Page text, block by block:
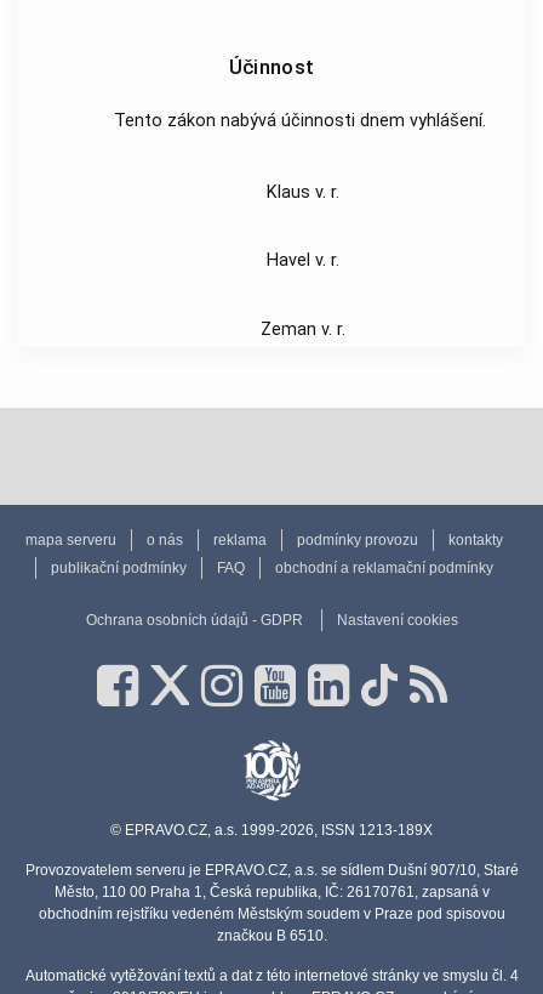
Účinnost
Tento zákon nabývá účinnosti dnem vyhlášení.
Klaus v. r.
Havel v. r.
Zeman v. r.
mapa serveru o nás reklama podmínky provozu
kontakty
publikační podmínky
FAQ obchodní a reklamační podmínky
Ochrana osobních údajů - GDPR Nastavení cookies
© EPRAVO.CZ, a.s. 1999-2026, ISSN 1213-189X
Provozovatelem serveru je EPRAVO.CZ, a.s. se sídlem Dušní 907/10, Staré
Město, 110 00 Praha 1, Česká republika, IČ: 26170761, zapsaná v
obchodním rejstříku vedeném Městským soudem v Praze pod spisovou
značkou B 6510.
Automatické vytěžování textů a dat z této internetové stránky ve smyslu čl. 4